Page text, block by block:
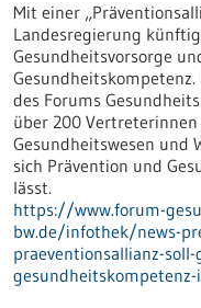
Mit einer
Landesregierung
Gesundheitsvorsorge
des Forums
über 200
Gesundheitswesen und
sich Prävention und
lässt.
https://www.forum-
bw.de/infothek/news-
praeventionsallianz-